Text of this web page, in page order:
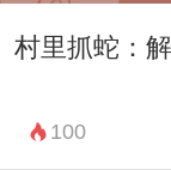
总的来说，
焦虑和外部
未来的憧憬
村里抓蛇：
100